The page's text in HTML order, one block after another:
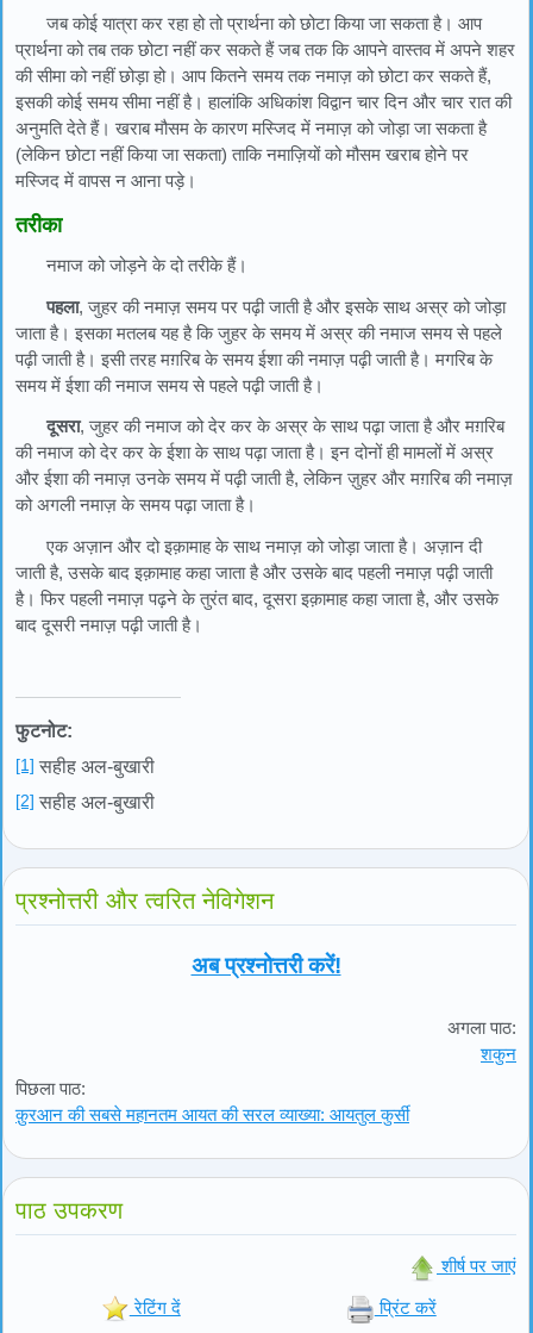
जब कोई यात्रा कर रहा हो तो प्रार्थना को छोटा किया जा सकता है। आप
प्रार्थना को तब तक छोटा नहीं कर सकते हैं जब तक कि आपने वास्तव में अपने शहर
की सीमा को नहीं छोड़ा हो। आप कितने समय तक नमाज़ को छोटा कर सकते हैं,
इसकी कोई समय सीमा नहीं है। हालांकि अधिकांश विद्वान चार दिन और चार रात की
अनुमति देते हैं। खराब मौसम के कारण मस्जिद में नमाज़ को जोड़ा जा सकता है
(लेकिन छोटा नहीं किया जा सकता) ताकि नमाज़ियों को मौसम खराब होने पर
मस्जिद में वापस न आना पड़े।
तरीका
नमाज को जोड़ने के दो तरीके हैं।
पहला, जुहर की नमाज़ समय पर पढ़ी जाती है और इसके साथ अस्र को जोड़ा
जाता है। इसका मतलब यह है कि जुहर के समय में अस्र की नमाज समय से पहले
पढ़ी जाती है। इसी तरह मग़रिब के समय ईशा की नमाज़ पढ़ी जाती है। मगरिब के
समय में ईशा की नमाज समय से पहले पढ़ी जाती है।
दूसरा, जुहर की नमाज को देर कर के अस्र के साथ पढ़ा जाता है और मग़रिब
की नमाज को देर कर के ईशा के साथ पढ़ा जाता है। इन दोनों ही मामलों में अस्र
और ईशा की नमाज़ उनके समय में पढ़ी जाती है, लेकिन ज़ुहर और मग़रिब की नमाज़
को अगली नमाज़ के समय पढ़ा जाता है।
एक अज़ान और दो इक़ामाह के साथ नमाज़ को जोड़ा जाता है। अज़ान दी
जाती है, उसके बाद इक़ामाह कहा जाता है और उसके बाद पहली नमाज़ पढ़ी जाती
है। फिर पहली नमाज़ पढ़ने के तुरंत बाद, दूसरा इक़ामाह कहा जाता है, और उसके
बाद दूसरी नमाज़ पढ़ी जाती है।
फुटनोट:
[1] सहीह अल-बुखारी
[2] सहीह अल-बुखारी
प्रश्नोत्तरी और त्वरित नेविगेशन
अब प्रश्नोत्तरी करें!
पिछला पाठ:
क़ुरआन की सबसे महानतम आयत की सरल व्याख्या: आयतुल कुर्सी
अगला पाठ:
शकुन
पाठ उपकरण
शीर्ष पर जाएं
रेटिंग दें प्रिंट करें